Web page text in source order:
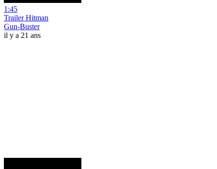
1:45
Trailer Hitman
Gun-Buster
il y a 21 ans